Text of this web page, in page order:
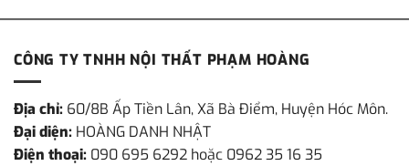
CÔNG TY TNHH NỘI THẤT PHẠM HOÀNG
Địa chỉ: 60/8B Ấp Tiền Lân, Xã Bà Điểm, Huyện Hóc Môn.
Đại diện: HOÀNG DANH NHẬT
Điện thoại: 090 695 6292 hoặc 0962 35 16 35